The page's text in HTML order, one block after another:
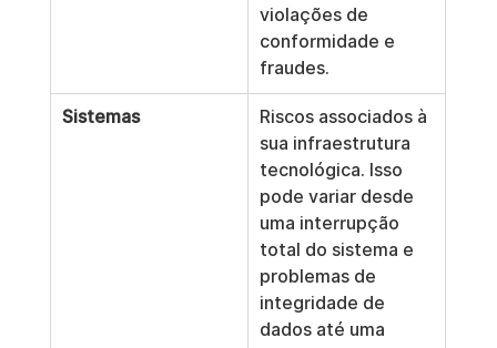
violações de
conformidade e
fraudes.
Sistemas
Riscos associados à
sua infraestrutura
tecnológica. Isso
pode variar desde
uma interrupção
total do sistema e
problemas de
integridade de
dados até uma